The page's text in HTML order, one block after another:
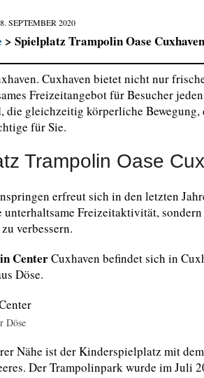
SEPTEMBER 2020
> Spielplatz Trampolin Oase
Cuxhaven bietet nicht nur
Freizeitangebot für Besucher
gleichzeitig körperliche
für Sie.
Trampolin Oase
erfreut sich in den letzten
Freizeitaktivität,
verbessern.
CenterCuxhaven befindet sich in
Döse.
Döse
Nähe ist der Kinderspielplatz mit
Der Trampolinpark wurde im Juli